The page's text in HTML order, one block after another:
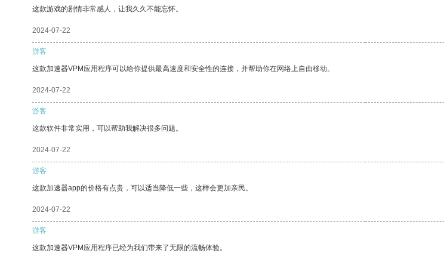
这款游戏的剧情非常感人，让我久久不能忘怀。
2024-07-22
游客
这款加速器VPM应用程序可以给你提供最高速度和安全性的连接，并帮助你在网络上自由移动。
2024-07-22
游客
这款软件非常实用，可以帮助我解决很多问题。
2024-07-22
游客
这款加速器app的价格有点贵，可以适当降低一些，这样会更加亲民。
2024-07-22
游客
这款加速器VPM应用程序已经为我们带来了无限的流畅体验。